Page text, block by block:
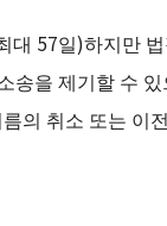
57일)하지만
을 제기할 수
의 취소 또는 이